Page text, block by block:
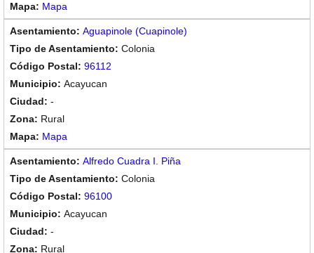
Mapa
Aguapinole (Cuapinole)
Colonia
96112
Acayucan
-
Rural
Mapa
Alfredo Cuadra I. Piña
Colonia
96100
Acayucan
-
Rural